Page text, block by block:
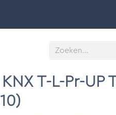
KNX T-L-Pr-